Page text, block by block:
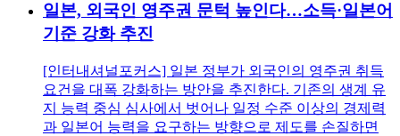
일본, 외국인 영주권 문턱 높인다…소득·일본어
기준 강화 추진
[인터내셔널포커스] 일본 정부가 외국인의 영주권 취득
요건을 대폭 강화하는 방안을 추진한다. 기존의 생계 유
지 능력 중심 심사에서 벗어나 일정 수준 이상의 경제력
과 일본어 능력을 요구하는 방향으로 제도를 손질하면